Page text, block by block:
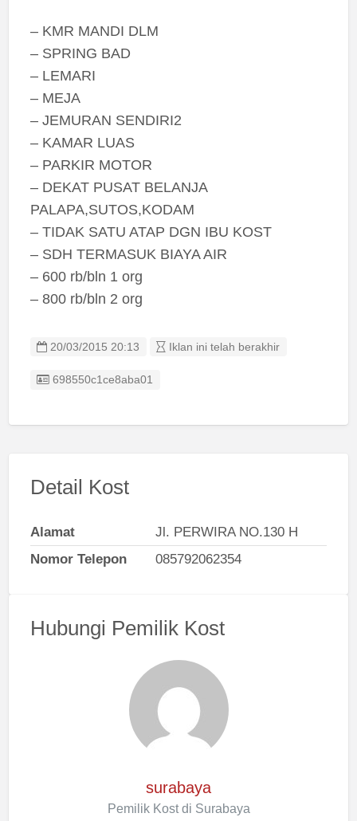
– KMR MANDI DLM
– SPRING BAD
– LEMARI
– MEJA
– JEMURAN SENDIRI2
– KAMAR LUAS
– PARKIR MOTOR
– DEKAT PUSAT BELANJA
PALAPA,SUTOS,KODAM
– TIDAK SATU ATAP DGN IBU KOST
– SDH TERMASUK BIAYA AIR
– 600 rb/bln 1 org
– 800 rb/bln 2 org
20/03/2015 20:13 Iklan ini telah berakhir
Listing ID
698550c1ce8aba01
Detail Kost
Alamat
Jl. PERWIRA NO.130 H
Nomor Telepon
085792062354
Hubungi Pemilik Kost
surabaya
Pemilik Kost di Surabaya